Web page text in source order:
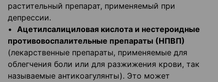
растительный препарат, применяемый при
депрессии.
• Ацетилсалициловая кислота и нестероидные
противовоспалительные препараты (НПВП)
(лекарственные препараты, применяемые для
облегчения боли или для разжижения крови, так
называемые антикоагулянты). Это может